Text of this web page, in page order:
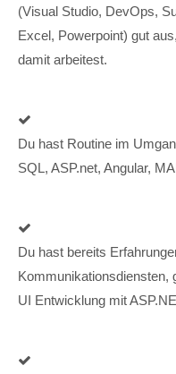
(Visual Studio, DevOps,
Excel, Powerpoint) gut
damit arbeitest.
Du hast Routine im
SQL, ASP.net, Angular,
Du hast bereits
Kommunikationsdiensten,
UI Entwicklung mit